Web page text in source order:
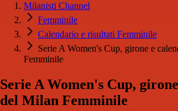
Milanisti Channel
Femminile
Calendario e risultati Femminile
Serie A Women's Cup, girone e
Femminile
Serie A Women's Cup,
del Milan Femminile